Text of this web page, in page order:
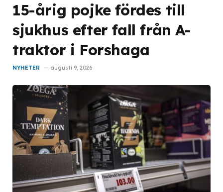
15-årig pojke fördes till
sjukhus efter fall från A-
traktor i Forshaga
NYHETER augusti 9, 2026